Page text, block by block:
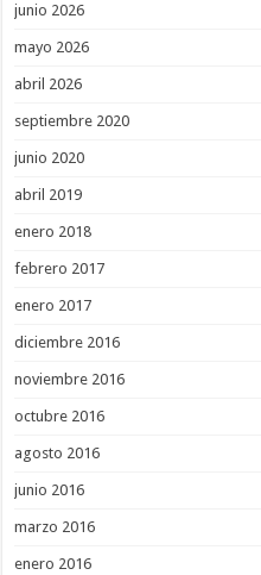
junio 2026
mayo 2026
abril 2026
septiembre 2020
junio 2020
abril 2019
enero 2018
febrero 2017
enero 2017
diciembre 2016
noviembre 2016
octubre 2016
agosto 2016
junio 2016
marzo 2016
enero 2016